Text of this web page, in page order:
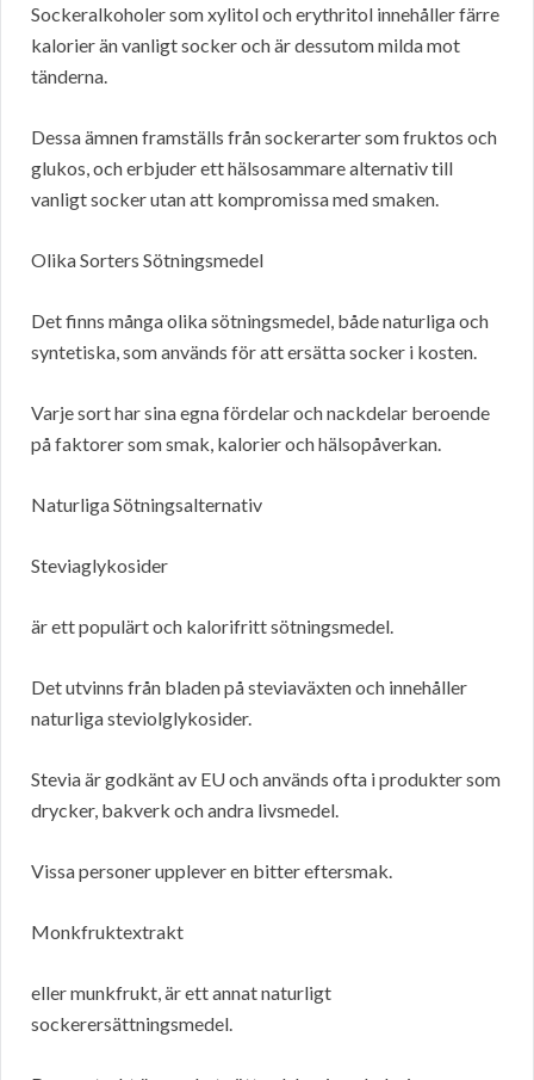
Sockeralkoholer som xylitol och erythritol innehåller färre
kalorier än vanligt socker och är dessutom milda mot
tänderna.
Dessa ämnen framställs från sockerarter som fruktos och
glukos, och erbjuder ett hälsosammare alternativ till
vanligt socker utan att kompromissa med smaken.
Olika Sorters Sötningsmedel
Det finns många olika sötningsmedel, både naturliga och
syntetiska, som används för att ersätta socker i kosten.
Varje sort har sina egna fördelar och nackdelar beroende
på faktorer som smak, kalorier och hälsopåverkan.
Naturliga Sötningsalternativ
Steviaglykosider
är ett populärt och kalorifritt sötningsmedel.
Det utvinns från bladen på steviaväxten och innehåller
naturliga steviolglykosider.
Stevia är godkänt av EU och används ofta i produkter som
drycker, bakverk och andra livsmedel.
Vissa personer upplever en bitter eftersmak.
Monkfruktextrakt
eller munkfrukt, är ett annat naturligt
sockerersättningsmedel.